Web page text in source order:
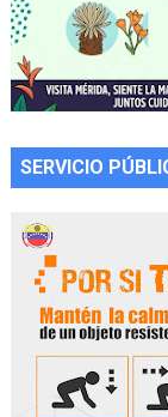
SERVICIO